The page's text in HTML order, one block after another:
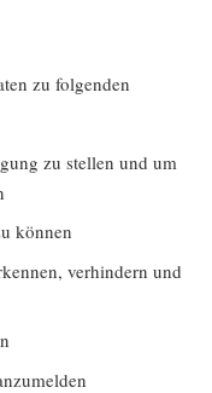
zu folgenden
zu stellen und um
können
verhindern und